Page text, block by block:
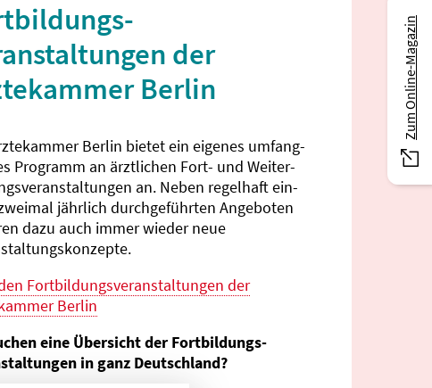
der
Berlin
Berlin bietet ein eigenes umfang­
Programm an ärztlichen Fort- und Weiter­
an. Neben regelhaft ein-
jährlich durch­geführten Angeboten
dazu auch immer wieder neue
Fortbildungs­veranstaltungen der
Berlin
eine Übersicht der Fortbildungs­
in ganz Deutschland?
Zum Online-Magazin